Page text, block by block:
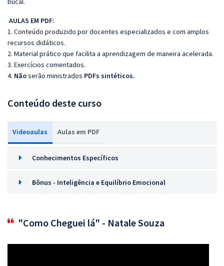
AULAS EM PDF:
1. Conteúdo produzido por docentes especializados e com amplos
recursos didáticos.
2. Material prático que facilita a aprendizagem de maneira acelerada.
3. Exercícios comentados.
4. Nãoserão ministrados PDFs sintéticos.
Conteúdo deste curso
Videoaulas Aulas em PDF
Conhecimentos Específicos
Bônus - Inteligência e Equilíbrio Emocional
"Como Cheguei lá" - Natale Souza